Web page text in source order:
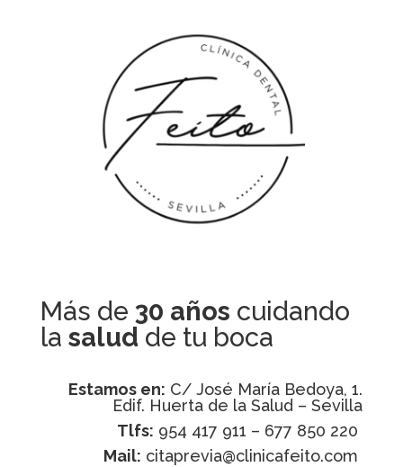
Más de 30 años cuidando
la salud de tu boca
Estamos en: C/ José María Bedoya, 1.
Edif. Huerta de la Salud – Sevilla
Tlfs: 954 417 911 – 677 850 220
Mail: citaprevia@clinicafeito.com